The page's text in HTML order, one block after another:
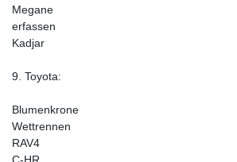
Megane
erfassen
Kadjar
9. Toyota:
Blumenkrone
Wettrennen
RAV4
C-HR